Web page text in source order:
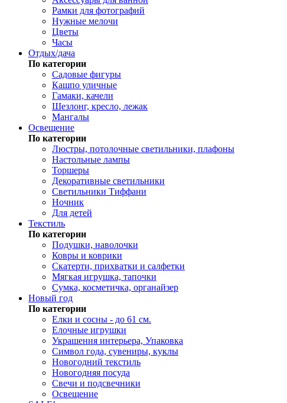
Рамки для фотографий
Нужные мелочи
Цветы
Часы
Отдых/дача
По категории
Садовые фигуры
Кашпо уличные
Гамаки, качели
Шезлонг, кресло, лежак
Мангалы
Освещение
По категории
Люстры, потолочные светильники, плафоны
Настольные лампы
Торшеры
Декоративные светильники
Светильники Тиффани
Ночник
Для детей
Текстиль
По категории
Подушки, наволочки
Ковры и коврики
Скатерти, прихватки и салфетки
Мягкая игрушка, тапочки
Сумка, косметичка, органайзер
Новый год
По категории
Елки и сосны - до 61 см.
Елочные игрушки
Украшения интерьера, Упаковка
Символ года, сувениры, куклы
Новогодний текстиль
Новогодняя посуда
Свечи и подсвечники
Освещение